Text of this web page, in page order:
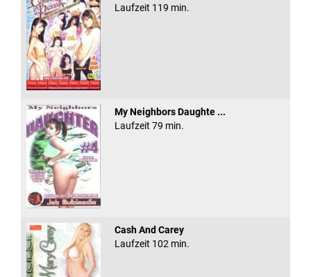
Laufzeit 119 min.
My Neighbors Daughte ...
Laufzeit 79 min.
Cash And Carey
Laufzeit 102 min.